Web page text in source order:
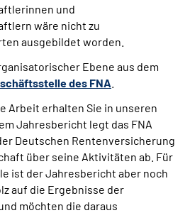
und
wäre nicht zu
ausgebildet worden.
Ebene aus dem
des FNA
Arbeit erhalten Sie in unseren
Jahresbericht legt das FNA
Deutschen Rentenversicherung
über seine Aktivitäten ab. Für
ist der Jahresbericht aber noch
auf die Ergebnisse der
möchten die daraus